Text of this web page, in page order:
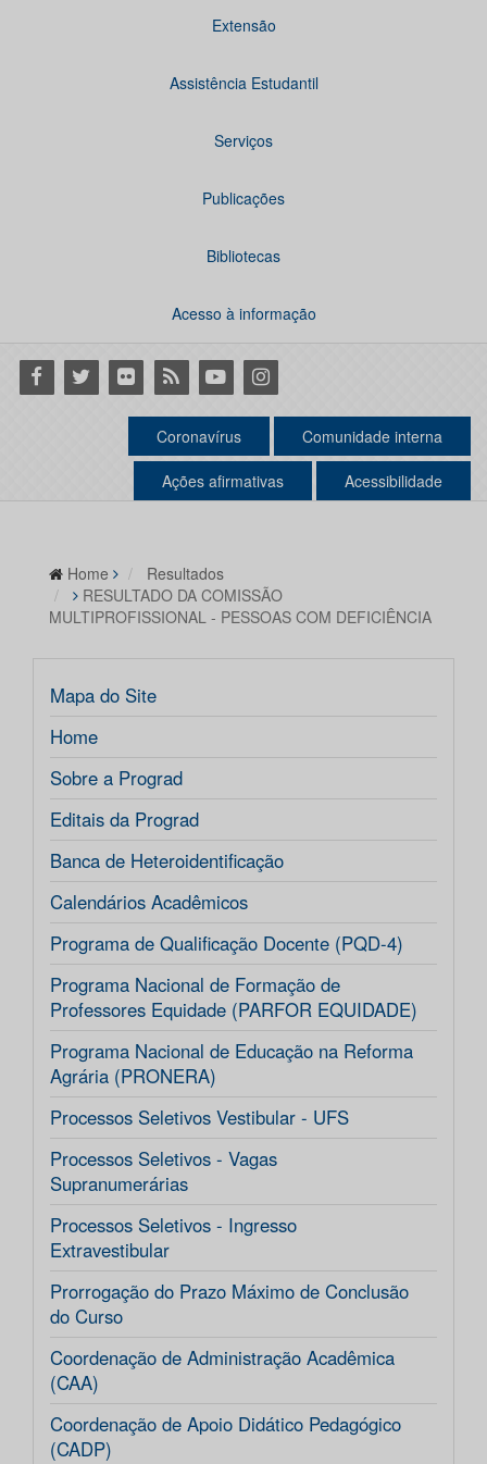
Extensão
Assistência Estudantil
Serviços
Publicações
Bibliotecas
Acesso à informação
Facebook
Twitter Flickr RSS YoutubeInstagram
Coronavírus Comunidade interna
Ações afirmativas Acessibilidade
Home
Resultados
RESULTADO DA COMISSÃO
MULTIPROFISSIONAL - PESSOAS COM DEFICIÊNCIA
Mapa do Site
Home
Sobre a Prograd
Editais da Prograd
Banca de Heteroidentificação
Calendários Acadêmicos
Programa de Qualificação Docente (PQD-4)
Programa Nacional de Formação de
Professores Equidade (PARFOR EQUIDADE)
Programa Nacional de Educação na Reforma
Agrária (PRONERA)
Processos Seletivos Vestibular - UFS
Processos Seletivos - Vagas
Supranumerárias
Processos Seletivos - Ingresso
Extravestibular
Prorrogação do Prazo Máximo de Conclusão
do Curso
Coordenação de Administração Acadêmica
(CAA)
Coordenação de Apoio Didático Pedagógico
(CADP)